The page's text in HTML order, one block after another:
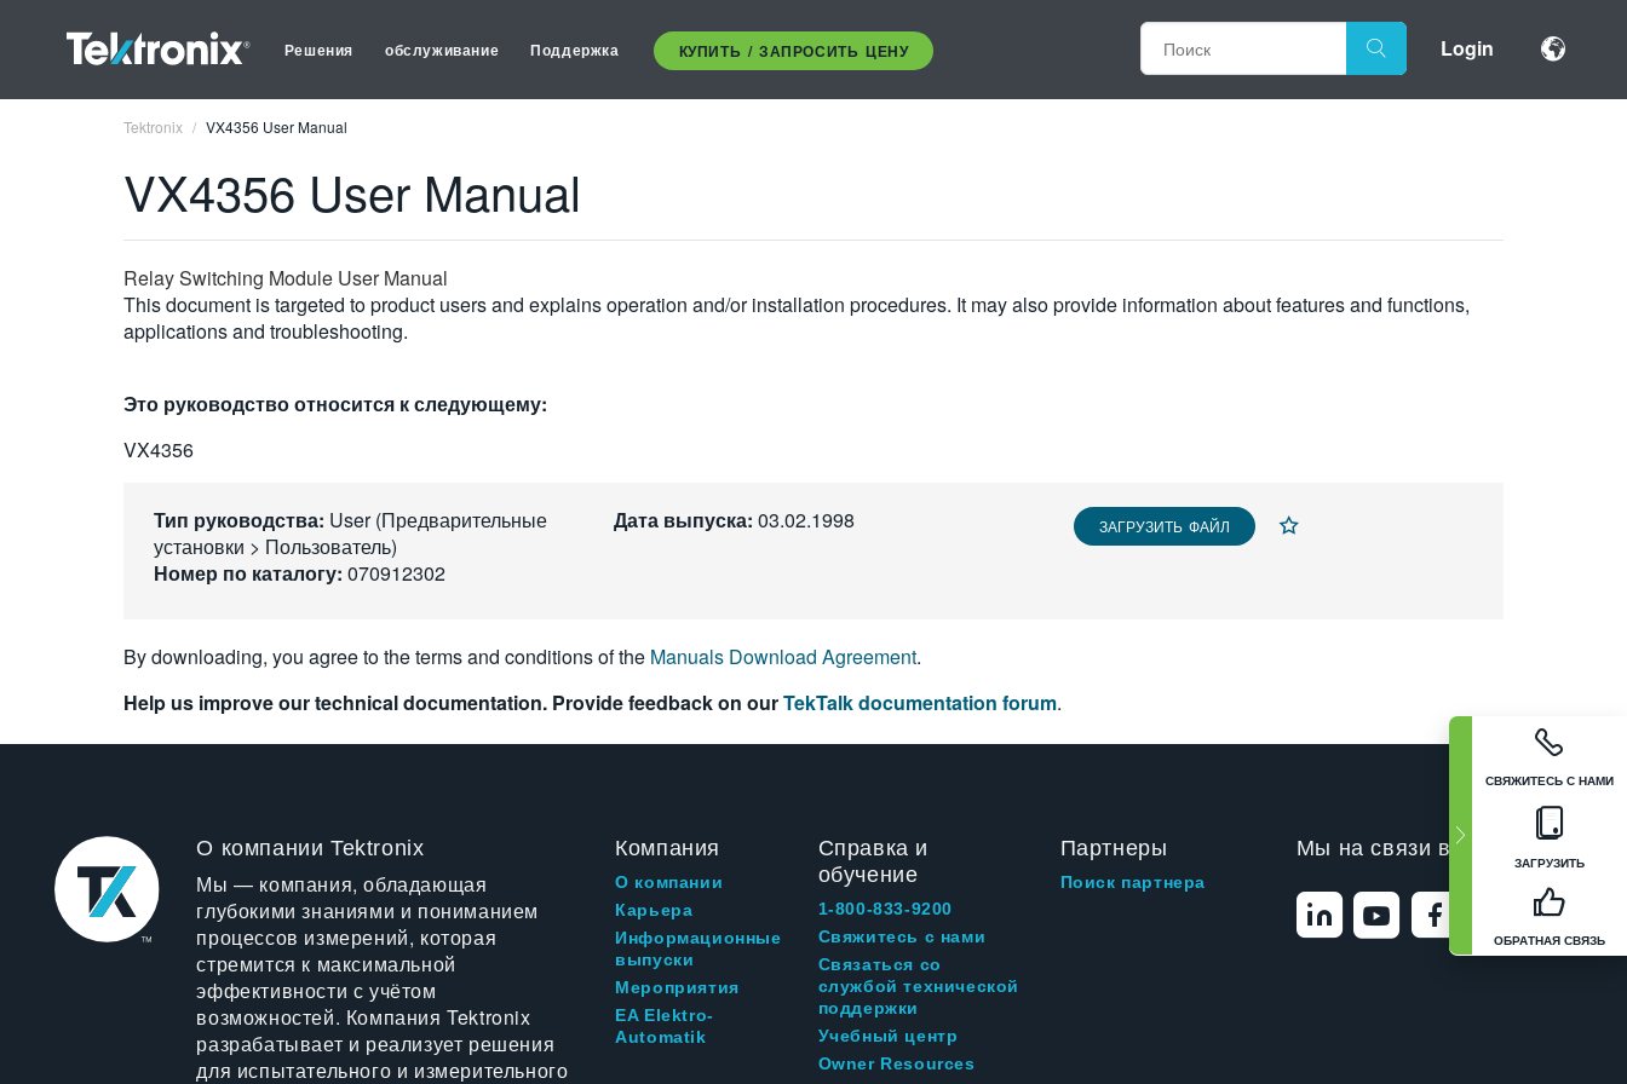
Решения обслуживание Поддержка КУПИТЬ / ЗАПРОСИТЬ ЦЕНУ Login
СВЯЖИТЕСЬ С НАМИ
ЗАГРУЗИТЬ
ОБРАТНАЯ СВЯЗЬ
Tektronix VX4356 User Manual
VX4356 User Manual
Relay Switching Module User Manual
This document is targeted to product users and explains operation and/or installation procedures. It may also provide information about features and functions,
applications and troubleshooting.
Это руководство относится к следующему:
VX4356
Тип руководства: User (Предварительные
установки > Пользователь)
Номер по каталогу: 070912302
Дата выпуска: 03.02.1998 ЗАГРУЗИТЬ ФАЙЛ
By downloading, you agree to the terms and conditions of the Manuals Download Agreement.
Help us improve our technical documentation. Provide feedback on ourTekTalk documentation forum.
О компании Tektronix
Мы — компания, обладающая
глубокими знаниями и пониманием
процессов измерений, которая
стремится к максимальной
эффективности с учётом
возможностей. Компания Tektronix
разрабатывает и реализует решения
для испытательного и измерительного
Компания
О компании
Карьера
Информационные
выпуски
Мероприятия
EA Elektro-
Automatik
Справка и
обучение
1-800-833-9200
Свяжитесь с нами
Связаться со
службой технической
поддержки
Учебный центр
Owner Resources
Партнеры
Поиск партнера
Мы на связи в